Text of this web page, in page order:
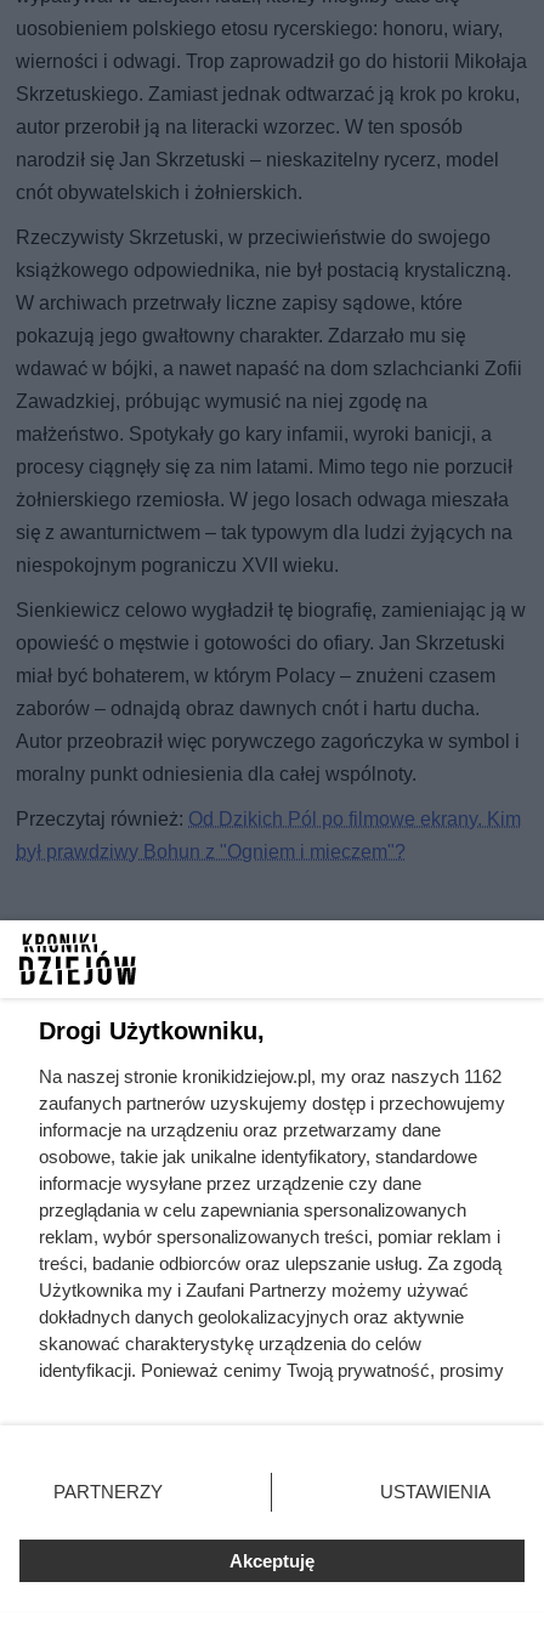
uosobieniem polskiego etosu rycerskiego: honoru, wiary,
wierności i odwagi. Trop zaprowadził go do historii Mikołaja
Skrzetuskiego. Zamiast jednak odtwarzać ją krok po kroku,
autor przerobił ją na literacki wzorzec. W ten sposób
narodził się Jan Skrzetuski – nieskazitelny rycerz, model
cnót obywatelskich i żołnierskich.
Rzeczywisty Skrzetuski, w przeciwieństwie do swojego
książkowego odpowiednika, nie był postacią krystaliczną.
W archiwach przetrwały liczne zapisy sądowe, które
pokazują jego gwałtowny charakter. Zdarzało mu się
wdawać w bójki, a nawet napaść na dom szlachcianki Zofii
Zawadzkiej, próbując wymusić na niej zgodę na
małżeństwo. Spotykały go kary infamii, wyroki banicji, a
procesy ciągnęły się za nim latami. Mimo tego nie porzucił
żołnierskiego rzemiosła. W jego losach odwaga mieszała
się z awanturnictwem – tak typowym dla ludzi żyjących na
niespokojnym pograniczu XVII wieku.
Sienkiewicz celowo wygładził tę biografię, zamieniając ją w
opowieść o męstwie i gotowości do ofiary. Jan Skrzetuski
miał być bohaterem, w którym Polacy – znużeni czasem
zaborów – odnajdą obraz dawnych cnót i hartu ducha.
Autor przeobraził więc porywczego zagończyka w symbol i
moralny punkt odniesienia dla całej wspólnoty.
Przeczytaj również: Od Dzikich Pól po filmowe ekrany. Kim
był prawdziwy Bohun z "Ogniem i mieczem"?
Drogi Użytkowniku,
Na naszej stronie kronikidziejow.pl, my oraz naszych 1162
zaufanych partnerów uzyskujemy dostęp i przechowujemy
informacje na urządzeniu oraz przetwarzamy dane
osobowe, takie jak unikalne identyfikatory, standardowe
informacje wysyłane przez urządzenie czy dane
przeglądania w celu zapewniania spersonalizowanych
reklam, wybór spersonalizowanych treści, pomiar reklam i
treści, badanie odbiorców oraz ulepszanie usług. Za zgodą
Użytkownika my i Zaufani Partnerzy możemy używać
dokładnych danych geolokalizacyjnych oraz aktywnie
skanować charakterystykę urządzenia do celów
identyfikacji. Ponieważ cenimy Twoją prywatność, prosimy
prywatności znajdujący się w lewym dolnym rogu strony
. Niektóre rodzaje przetwarzania danych nie wymagają
zgody użytkownika, ale masz prawo sprzeciwić się
takiemu przetwarzaniu. Preferencje będą miały
zastosowania tylko na tej witrynie.
PARTNERZY USTAWIENIA
Akceptuję